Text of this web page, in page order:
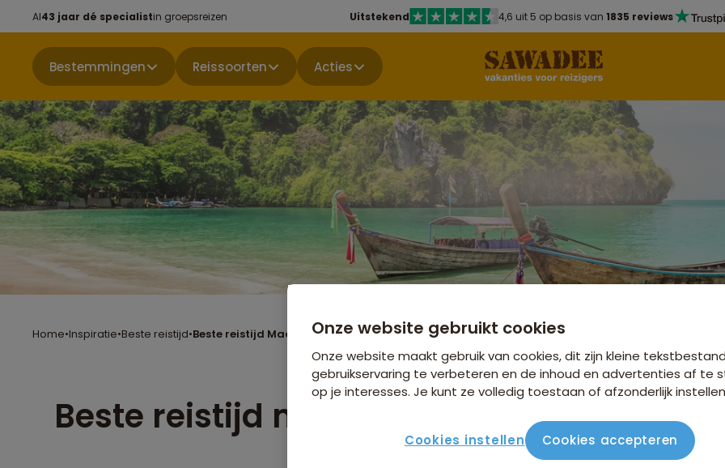
Al43 jaar dé specialistin groepsreizen Uitstekend 4,6 uit 5 op basis van 1835 reviews
Bestemmingen Reissoorten Acties
Home•Inspiratie•Beste reistijd•Beste reistijd Maart
Beste reistijd maart
Onze website gebruikt cookies
Onze website maakt gebruik van cookies, dit zijn kleine
gebruikservaring te verbeteren en de inhoud en advertenties af te
op je interesses. Je kunt ze volledig toestaan of afzonderlijk
Cookies instellen Cookies accepteren